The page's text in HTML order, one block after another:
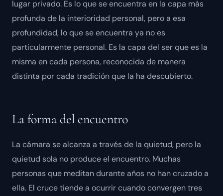
lugar privado. Es lo que se encuentra en la capa más
profunda de la interioridad personal, pero a esa
profundidad, lo que se encuentra ya no es
particularmente personal. Es la capa del ser que es la
misma en cada persona, reconocida de manera
distinta por cada tradición que la ha descubierto.
La forma del encuentro
La cámara se alcanza a través de la quietud, pero la
quietud sola no produce el encuentro. Muchas
personas que meditan durante años no han cruzado a
ella. El cruce tiende a ocurrir cuando convergen tres